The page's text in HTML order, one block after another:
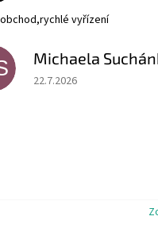
vyřízení
Michaela
Hodnotenie obchodu je 5
22.7.2026